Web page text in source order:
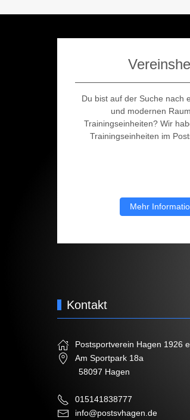
Du bist auf der Suche nach
und modernen
Trainingseinheiten? Wir
Trainingseinheiten im
Mehr
Kontakt
Postsportverein Hagen 1926
Am Sportpark 18a
58097 Hagen
015141838777
info@postsvhagen.de